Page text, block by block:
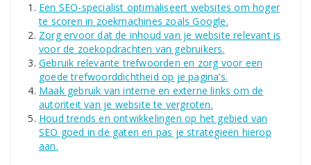
Een SEO-specialist optimaliseert websites om hoger
te scoren in zoekmachines zoals Google.
Zorg ervoor dat de inhoud van je website relevant is
voor de zoekopdrachten van gebruikers.
Gebruik relevante trefwoorden en zorg voor een
goede trefwoorddichtheid op je pagina’s.
Maak gebruik van interne en externe links om de
autoriteit van je website te vergroten.
Houd trends en ontwikkelingen op het gebied van
SEO goed in de gaten en pas je strategieën hierop
aan.